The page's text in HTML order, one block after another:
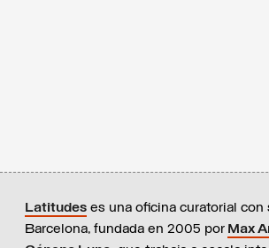
Latitudes es una oficina curatorial con
Barcelona, fundada en 2005 por Max